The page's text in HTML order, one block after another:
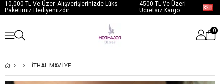
10,000 TL Ve Üzeri Alışverişlerinizde Lüks
Paketimiz Hediyemizdir
4500 TL Ve Üzeri
Ücretsiz Kargo
0
İTHAL MAVİ YEŞİL BAGET DAMLA GÜMÜŞ KOLYE